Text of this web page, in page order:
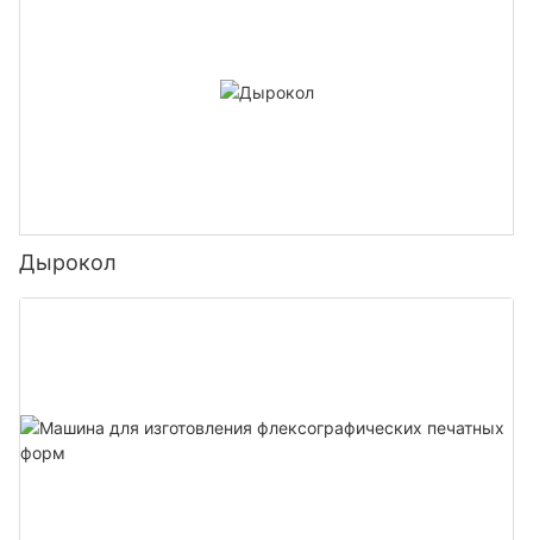
Дырокол